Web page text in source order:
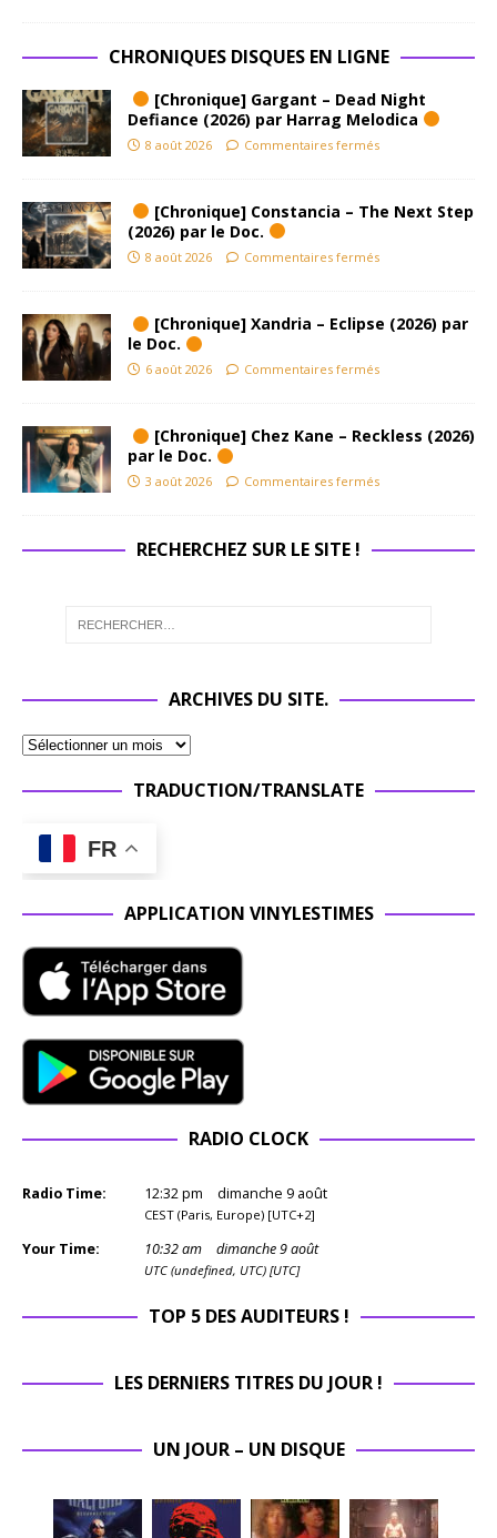
CHRONIQUES DISQUES EN LIGNE
[Chronique] Gargant – Dead Night
Defiance (2026) par Harrag Melodica
8 août 2026 Commentaires fermés
[Chronique] Constancia – The Next Step
(2026) par le Doc.
8 août 2026 Commentaires fermés
[Chronique] Xandria – Eclipse (2026) par
le Doc.
6 août 2026 Commentaires fermés
[Chronique] Chez Kane – Reckless (2026)
par le Doc.
3 août 2026 Commentaires fermés
RECHERCHEZ SUR LE SITE !
ARCHIVES DU SITE.
TRADUCTION/TRANSLATE
FR
APPLICATION VINYLESTIMES
RADIO CLOCK
Radio Time: 12:32pm dimanche 9 août
CEST (Paris, Europe) [UTC+2]
Your Time: 10:32am dimanche 9 août
UTC (undefined, UTC) [UTC]
TOP 5 DES AUDITEURS !
LES DERNIERS TITRES DU JOUR !
UN JOUR – UN DISQUE